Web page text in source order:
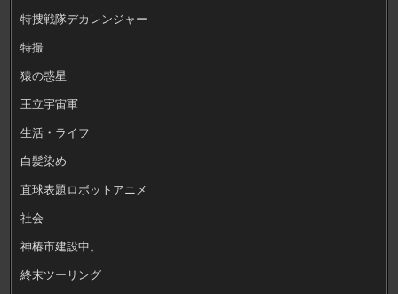
特捜戦隊デカレンジャー
特撮
猿の惑星
王立宇宙軍
生活・ライフ
白髪染め
直球表題ロボットアニメ
社会
神椿市建設中。
終末ツーリング